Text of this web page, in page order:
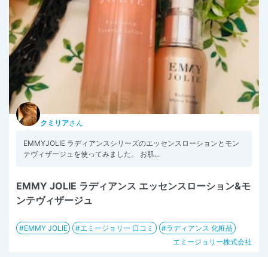
クミリアさん
EMMYJOLIE ラディアンスシリーズのエッセンスローションとモン
テヴィザージュを使ってみました。 お肌...
EMMY JOLIE ラディアンス エッセンスローション&モ
ンテヴィザージュ
EMMY JOLIE エミージョリー 口コミ
ラディアンス 化粧品
エミージョリー株式会社